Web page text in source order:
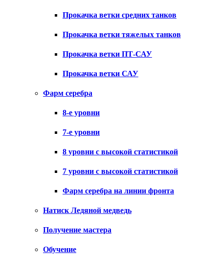
Прокачка ветки средних танков
Прокачка ветки тяжелых танков
Прокачка ветки ПТ-САУ
Прокачка ветки САУ
Фарм серебра
8-е уровни
7-е уровни
8 уровни с высокой статистикой
7 уровни с высокой статистикой
Фарм серебра на линии фронта
Натиск Ледяной медведь
Получение мастера
Обучение